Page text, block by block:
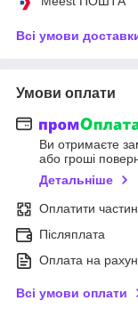
Всі умови
Умови оплати
Ви отримаєте
або гроші
Детальніше
Оплатити
Післяплата
Оплата на
Всі умови оплати